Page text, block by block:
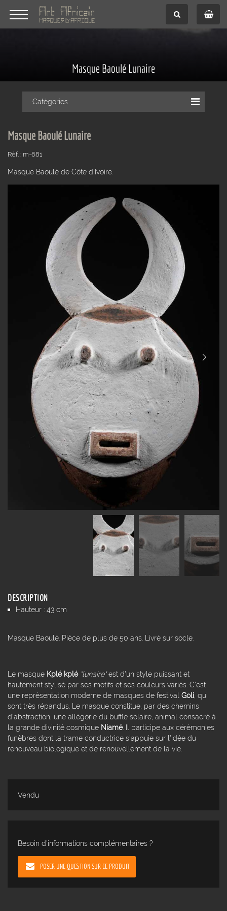
Masque Baoulé Lunaire
Catégories
Masque Baoulé Lunaire
Réf. : m-681
Masque Baoulé de Côte d'Ivoire.
DESCRIPTION
Hauteur : 43 cm
Masque Baoulé. Pièce de plus de 50 ans. Livré sur socle.
Le masque Kplé kplé "lunaire"est d'un style puissant et
hautement stylisé par ses motifs et ses couleurs variés. C'est
une représentation moderne de masques de festival Goli , qui
sont très répandus. Le masque constitue, par des chemins
d'abstraction, une allégorie du buffle solaire, animal consacré à
la grande divinité cosmique Niamé. Il participe aux cérémonies
funèbres dont la trame conductrice s'appuie sur l'idée du
renouveau biologique et de renouvellement de la vie.
Vendu
Besoin d'informations complémentaires ?
POSER UNE QUESTION SUR CE PRODUIT